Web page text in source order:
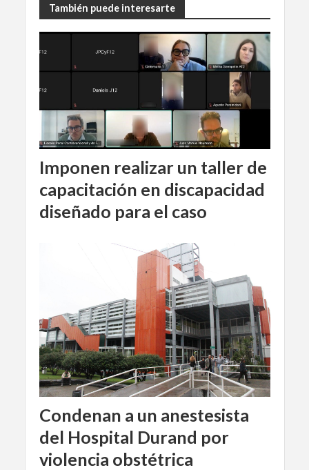
También puede interesarte
Imponen realizar un taller de
capacitación en discapacidad
diseñado para el caso
Condenan a un anestesista
del Hospital Durand por
violencia obstétrica